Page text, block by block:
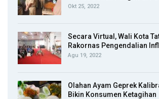
Okt 25, 2022
Secara Virtual, Wali Kota
Rakornas Pengendalian
Agu 19, 2022
Olahan Ayam Geprek
Bikin Konsumen Ketagihan